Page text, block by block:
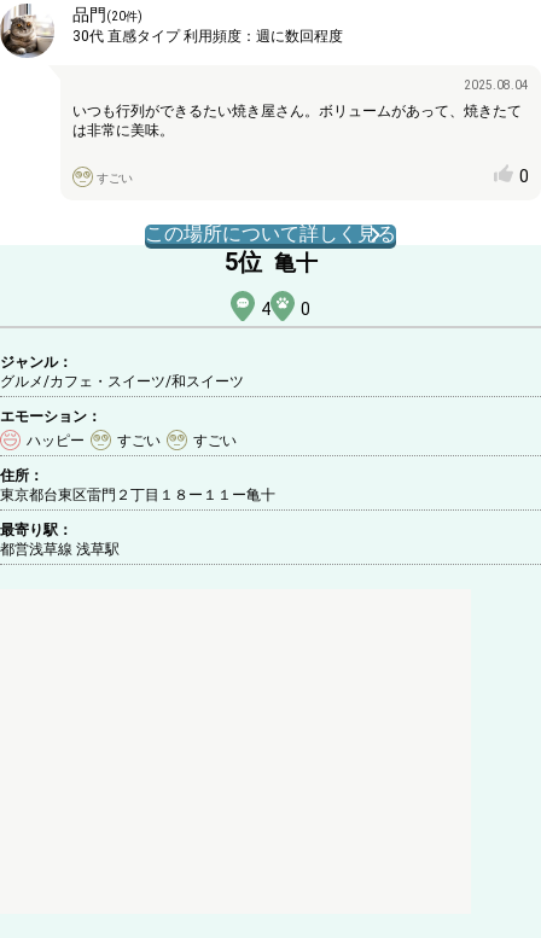
品門 (20件)
30代 直感タイプ利用頻度： 週に数回程度
2025.08.04
いつも行列ができるたい焼き屋さん。ボリュームがあって、焼きたて
は非常に美味。
すごい 0
この場所について詳しく見る
5位 亀十
4 0
ジャンル：
グルメ/カフェ・スイーツ/和スイーツ
エモーション：
ハッピー
すごい すごい
住所：
東京都台東区雷門２丁目１８ー１１ー亀十
最寄り駅：
都営浅草線 浅草駅